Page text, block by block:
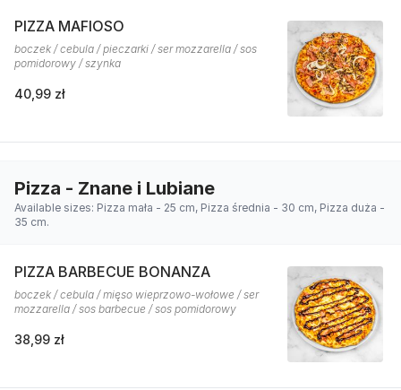
PIZZA MAFIOSO
boczek / cebula / pieczarki / ser mozzarella / sos
pomidorowy / szynka
40,99 zł
Pizza - Znane i Lubiane
Available sizes: Pizza mała - 25 cm, Pizza średnia - 30 cm, Pizza duża -
35 cm.
PIZZA BARBECUE BONANZA
boczek / cebula / mięso wieprzowo-wołowe / ser
mozzarella / sos barbecue / sos pomidorowy
38,99 zł